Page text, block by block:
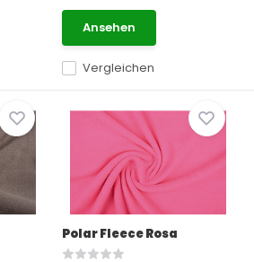
Vergleichen
Ansehen
Polar Fleece Rosa